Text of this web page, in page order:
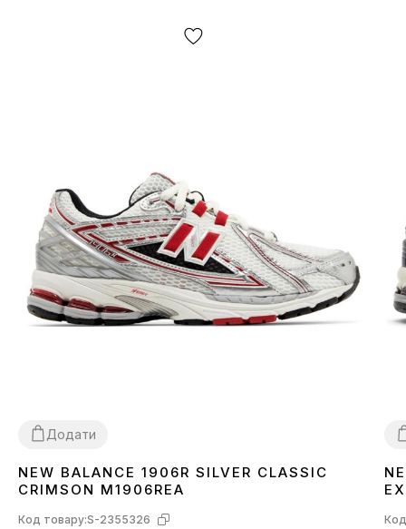
Додати
4145
NEW BALANCE 1906R SILVER CLASSIC
CRIMSON M1906REA
Код товару:S-2355326